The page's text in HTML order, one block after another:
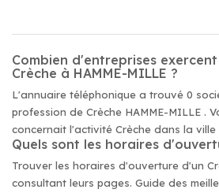
Combien d'entreprises
Crèche à HAMME-MILLE ?
L'annuaire téléphonique a trouvé 0
profession de Crèche HAMME-MILLE .
concernait l'activité Crèche dans la ville
Quels sont les horaires
Trouver les horaires d'ouverture d'un
consultant leurs pages. Guide des